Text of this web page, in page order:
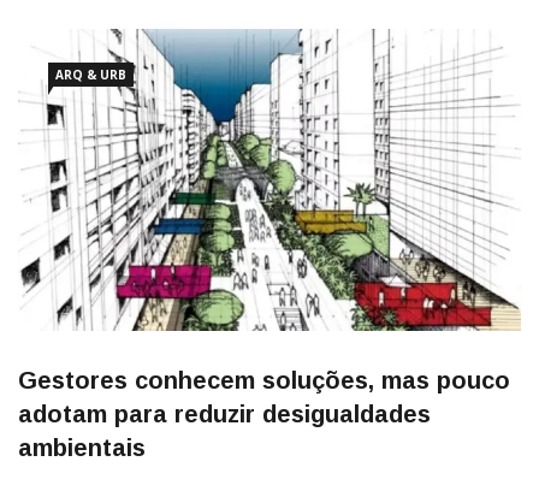
ARQ & URB
Gestores conhecem soluções, mas pouco
adotam para reduzir desigualdades
ambientais